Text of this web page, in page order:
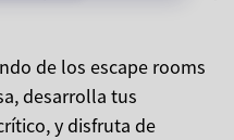
de los escape rooms
desarrolla tus
y disfruta de